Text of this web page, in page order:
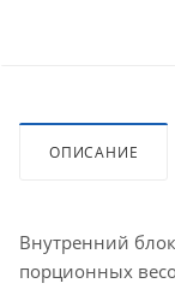
ОПИСАНИЕ
Внутренний
порционных